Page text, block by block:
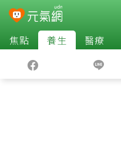
焦點 養生 醫療